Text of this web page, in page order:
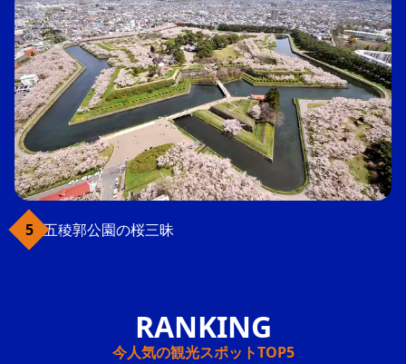
五稜郭公園の桜三昧
今人気の観光スポットTOP5